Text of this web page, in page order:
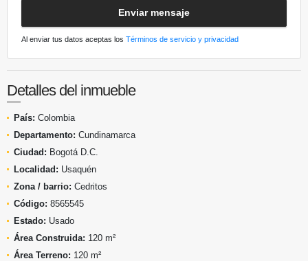
Enviar mensaje
Al enviar tus datos aceptas los Términos de servicio y privacidad
Detalles del inmueble
País: Colombia
Departamento: Cundinamarca
Ciudad: Bogotá D.C.
Localidad: Usaquén
Zona / barrio: Cedritos
Código: 8565545
Estado: Usado
Área Construida: 120 m²
Área Terreno: 120 m²